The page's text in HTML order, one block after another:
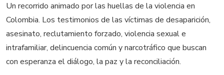
Un recorrido animado por las huellas de la violencia en
Colombia. Los testimonios de las víctimas de desaparición,
asesinato, reclutamiento forzado, violencia sexual e
intrafamiliar, delincuencia común y narcotráfico que buscan
con esperanza el diálogo, la paz y la reconciliación.